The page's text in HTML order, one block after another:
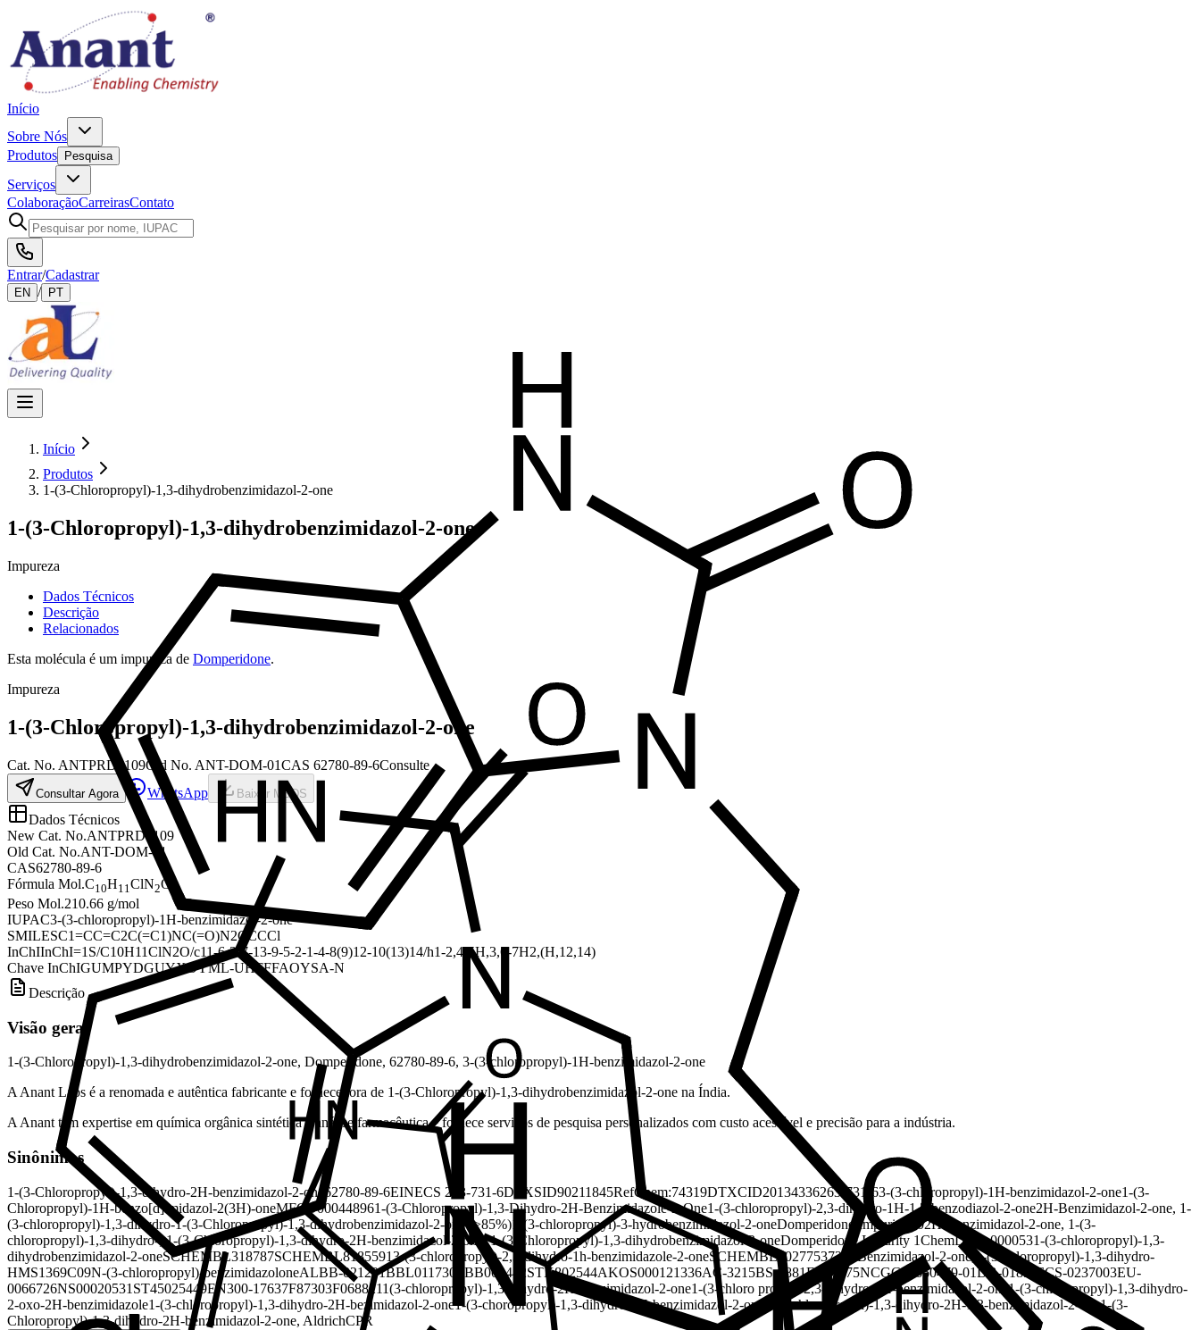
Início
Sobre Nós
Produtos
Pesquisa
Serviços
ColaboraçãoCarreirasContato
Entrar/Cadastrar
EN / PT
Início
Produtos
1-(3-Chloropropyl)-1,3-dihydrobenzimidazol-2-one
1-(3-Chloropropyl)-1,3-dihydrobenzimidazol-2-one
Impureza
Dados Técnicos
Descrição
Relacionados
Esta molécula é um impureza de Domperidone.
Impureza
1-(3-Chloropropyl)-1,3-dihydrobenzimidazol-2-one
Cat. No. ANTPRD5109Old No. ANT-DOM-01CAS 62780-89-6Consulte
Consultar Agora WhatsApp Baixar MSDS
Dados Técnicos
New Cat. No.ANTPRD5109
Old Cat. No.ANT-DOM-01
CAS62780-89-6
Fórmula Mol.C10H11 ClN2O
Peso Mol.210.66 g/mol
IUPAC3-(3-chloropropyl)-1H-benzimidazol-2-one
SMILESC1=CC=C2C(=C1)NC(=O)N2CCCCl
InChIInChI=1S/C10H11ClN2O/c11-6-3-7-13-9-5-2-1-4-8(9)12-10(13)14/h1-2,4-5H,3,6-7H2,(H,12,14)
Chave InChIGUMPYDGUYXOYML-UHFFFAOYSA-N
Descrição
Visão geral
1-(3-Chloropropyl)-1,3-dihydrobenzimidazol-2-one, Domperidone, 62780-89-6, 3-(3-chloropropyl)-1H-benzimidazol-2-one
A Anant Labs é a renomada e autêntica fabricante e fornecedora de 1-(3-Chloropropyl)-1,3-dihydrobenzimidazol-2-one na Índia.
A Anant tem expertise em química orgânica sintética e análise farmacêutica e fornece serviços de pesquisa personalizados com custo acessível e precisão para a indústria.
Sinônimos
1-(3-Chloropropyl)-1,3-dihydro-2H-benzimidazol-2-one 62780-89-6EINECS 263-731-6DTXSID90211845RefChem:74319DTXCID20134336263-731-63-(3-chloropropyl)-1H-benzimidazol-2-one1-(3-
Chloropropyl)-1H-benzo[d]imidazol-2(3H)-oneMFCD000448961-(3-Chloropropyl)-1,3-Dihydro-2H-Benzimidazole-2-One1-(3-chloropropyl)-2,3-dihydro-1H-1,3-benzodiazol-2-one2H-Benzimidazol-2-one, 1-
(3-chloropropyl)-1,3-dihydro-1-(3-Chloropropyl)-1,3-dihydrobenzimidazol-2-one (>85%)1-(3-chloropropyl)-3-hydrobenzimidazol-2-oneDomperidone Impurity 102H-Benzimidazol-2-one, 1-(3-
chloropropyl)-1,3-dihydro-; 1-(3-Chloropropyl)-1,3-dihydro-2H-benzimidazol-2-one; 1-(3-Chloropropyl)-1,3-dihydrobenzimidazol-2-oneDomperidone Impurity 1ChemDiv2_0000531-(3-chloropropyl)-1,3-
dihydrobenzimidazol-2-oneSCHEMBL318787SCHEMBL81855913-(3-chloropropyl)-2,3-dihydro-1h-benzimidazole-2-oneSCHEMBL302775372H-Benzimidazol-2-one,1-(3-chloropropyl)-1,3-dihydro-
HMS1369C09N-(3-chloropropyl)-benzimidazoloneALBB-021291BBL011730 SBB003442STK802544AKOS000121336AC-3215BS-9881FC36775NCGC00660479-01DB-018506CS-0237003EU-
0066726NS00020531 ST45025449EN300-17637F87303F0688211(3-chloropropyl)-1,3-dihydro-2H-benzimidazol-2-one1-(3-chloro propyl)-2,3-dihydro-1H-benzimidazol-2-one1-(3-chloropropyl)-1,3-dihydro-
2-oxo-2H-benzimidazole1-(3-chloropropyl)-1,3-dihydro-2H-bezimidazol-2-one1-(3-choropropyl)-1,3-dihydro-2H-benzimidazol-2-one 1-(3-chloropropyl)-1,3-dihydro-2H-1,3-benzimidazol-2-one1-(3-
Chloropropyl)-1,3-dihydro-2H-benzimidazol-2-one, AldrichCPR